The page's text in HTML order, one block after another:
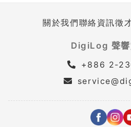
關於我們聯絡資訊徵
DigiLog 聲響
+886 2-